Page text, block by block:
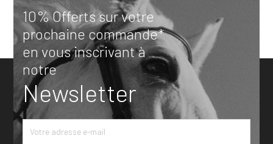
10% Offerts sur votre
prochaine commande*
en vous inscrivant à
notre
Newsletter